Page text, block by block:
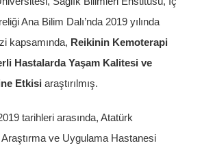
Ana Bilim Dalı’nda 2019 yılında
kapsamında, Reikinin Kemoterapi
Hastalarda Yaşam Kalitesi ve
Etkisi araştırılmış.
tarihleri arasında, Atatürk
ve Uygulama Hastanesi